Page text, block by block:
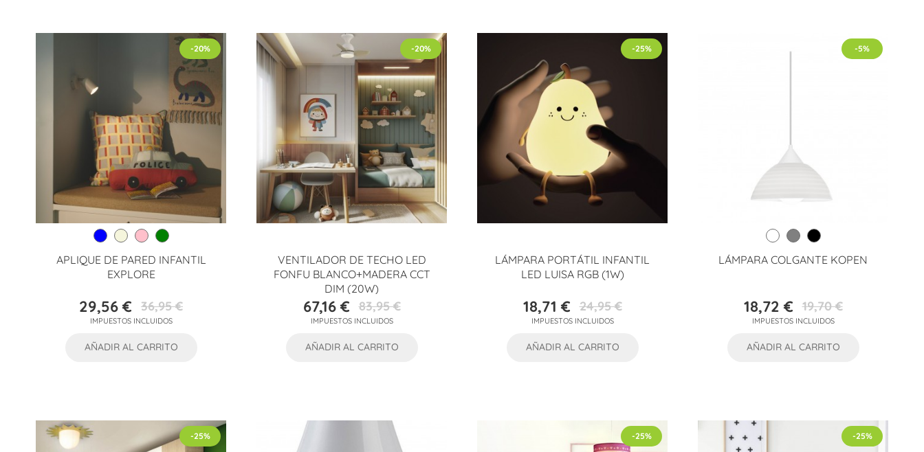
APLIQUE DE PARED INFANTIL
EXPLORE
Precio
29,56 €Precio
base
36,95 €
IMPUESTOS INCLUIDOS
-20%
AÑADIR AL CARRITO
VENTILADOR DE TECHO LED
FONFU BLANCO+MADERA CCT
DIM (20W)
Precio
67,16 € Precio
base
83,95 €
IMPUESTOS INCLUIDOS
-20%
AÑADIR AL CARRITO
LÁMPARA PORTÁTIL INFANTIL
LED LUISA RGB (1W)
Precio
18,71 € Precio
base
24,95 €
IMPUESTOS INCLUIDOS
-25%
AÑADIR AL CARRITO
LÁMPARA COLGANTE KOPEN
Precio
18,72 €Precio
base
19,70 €
IMPUESTOS INCLUIDOS
-5%
AÑADIR AL CARRITO
-25% -25% -25%